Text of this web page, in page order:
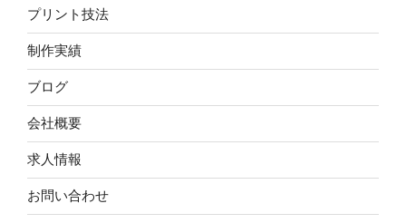
プリント技法
制作実績
ブログ
会社概要
求人情報
お問い合わせ